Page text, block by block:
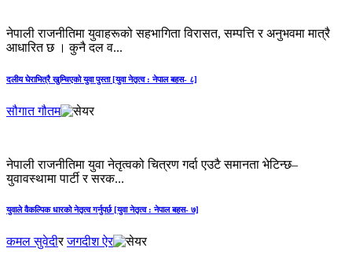
नेपाली राजनीतिमा युवाहरूको सहभागिता विरासत, सम्पत्ति र अनुभवमा मात्रै
आधारित छ । कुनै दल व...
दलीय घेराभित्रै खुम्चिएको युवा पुस्ता [युवा नेतृत्व : नेपाल बहस- ८]
सौगात गौतम
नेपाली राजनीतिमा युवा नेतृत्वको चित्रण गर्दा एउटै समानता भेटिन्छ–
युवावस्थामा पार्टी र सरक...
युवाले वैकल्पिक धारको नेतृत्व गर्नुपर्छ [युवा नेतृत्व : नेपाल बहस- ७]
कमल सुवेदीरजगदीश ऐर